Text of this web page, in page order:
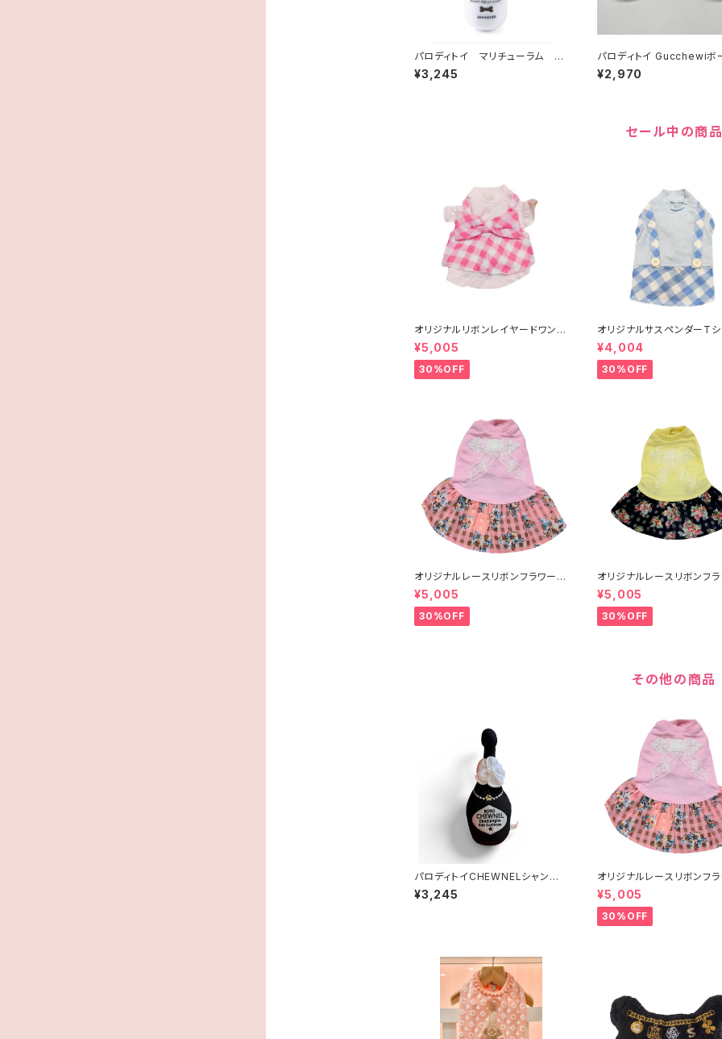
パロディトイ マリチューラム 14
1-109-1959
¥3,245
パロディトイ Gucchewiボ
イ Lサイズ 2412051919
¥2,970
セール中の商品
オリジナルリボンレイヤードワンピ
XXS-L 8201001901～
¥5,005
30%OFF
オリジナルサスペンダーTシ
XS-L 8201001021～
¥4,004
30%OFF
オリジナルレースリボンフラワーワ
ンピース ピンク520100〜
¥5,005
30%OFF
オリジナルレースリボンフラ
ンピース イエロー520100
¥5,005
30%OFF
その他の商品
パロディトイCHEWNELシャンパ
ン841-115-1939
¥3,245
オリジナルレースリボンフラ
ンピース ピンク520100〜
¥5,005
30%OFF